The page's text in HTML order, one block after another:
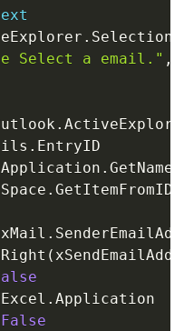
. Selection
Select a email." ,
.
.
Application .
. GetItemFromID
xMail .
Right ( xSendEmailAddr
. Application
False